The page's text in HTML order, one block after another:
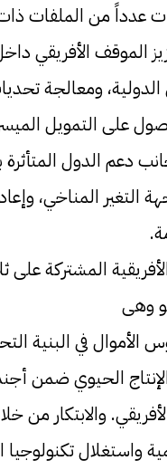
عدداً من الملفات ذات
الموقف الأفريقي
ومعالجة
على التمويل
دعم الدول المتأثرة
التغير المناخي،
المشتركة على
وهى
الأموال في البنية
والابتكار من
واستغلال